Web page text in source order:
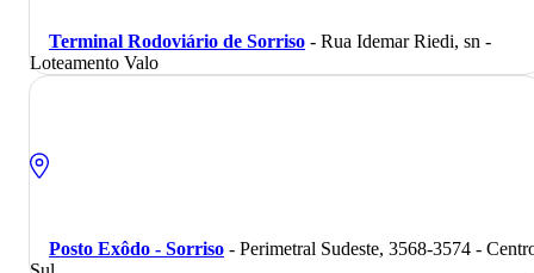
Terminal Rodoviário de Sorriso - Rua Idemar Riedi, sn -
Loteamento Valo
Posto Exôdo - Sorriso - Perimetral Sudeste, 3568-3574 -